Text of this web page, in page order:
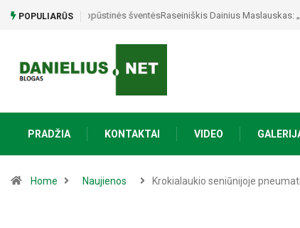
POPULIARŪS Raseiniškis Dainius Maslauskas: „Kai atrandi save,
PRADŽIA KONTAKTAI VIDEO
Home Naujienos Krokialaukio seniūnijoje